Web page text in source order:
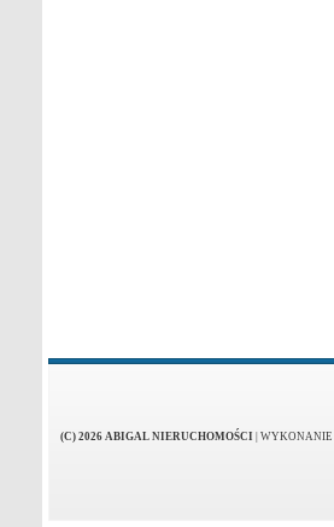
(C) 2026 ABIGAL NIERUCHOMOŚCI WYKONANIE